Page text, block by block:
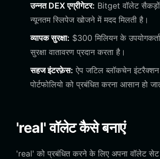
उन्नत DEX एग्रीगेटर: Bitget वॉलेट सैकड़ों
न्यूनतम स्लिपेज खोजने में मदद मिलती है।
व्यापक सुरक्षा: $300 मिलियन के
सुरक्षा वातावरण प्रदान करता है।
सहज इंटरफ़ेस: ऐप जटिल ब्लॉकचेन
पोर्टफोलियो को प्रबंधित करना आसान हो
'real' वॉलेट कैसे बनाएं
'real' को प्रबंधित करने के लिए अपना वॉलेट सेट